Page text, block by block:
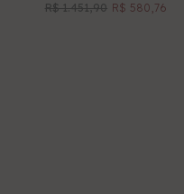
NOVO
R$ 1.451,90 R$ 580,76